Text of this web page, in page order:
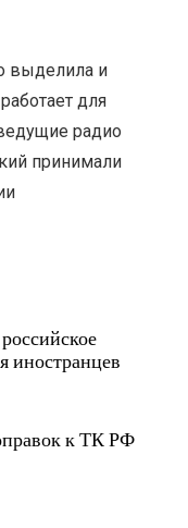
выделила и
для
радио
принимали
иностранцев
к ТК РФ